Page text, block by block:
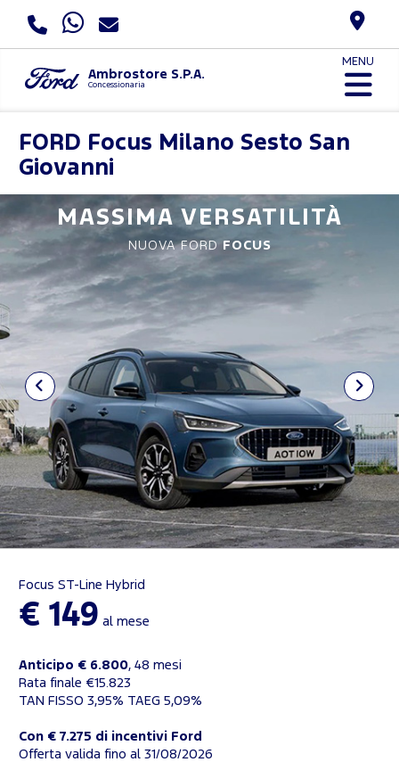
Ambrostore S.P.A.
Concessionaria
MENU
FORD Focus Milano Sesto San
Giovanni
MASSIMA VERSATILITÀ
NUOVA FORD FOCUS
Focus ST-Line Hybrid
€ 149 al mese
Anticipo € 6.800, 48 mesi
Rata finale €15.823
TAN FISSO 3,95% TAEG 5,09%
Con € 7.275 di incentivi Ford
Offerta valida fino al 31/08/2026